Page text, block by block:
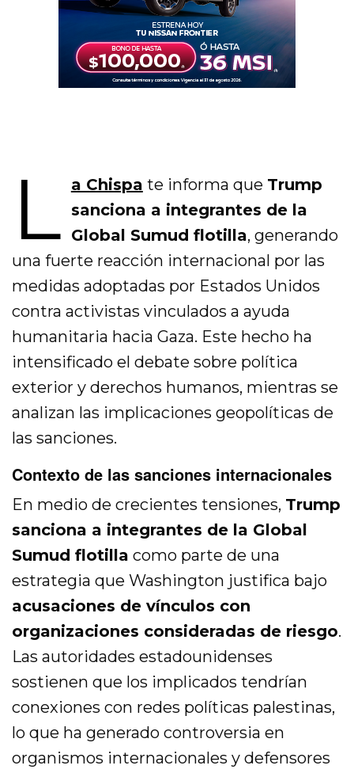
L a Chispa te informa que Trump
sanciona a integrantes de la
Global Sumud flotilla, generando
una fuerte reacción internacional por las
medidas adoptadas por Estados Unidos
contra activistas vinculados a ayuda
humanitaria hacia Gaza. Este hecho ha
intensificado el debate sobre política
exterior y derechos humanos, mientras se
analizan las implicaciones geopolíticas de
las sanciones.
Contexto de las sanciones internacionales
En medio de crecientes tensiones, Trump
sanciona a integrantes de la Global
Sumud flotilla como parte de una
estrategia que Washington justifica bajo
acusaciones de vínculos con
organizaciones consideradas de riesgo.
Las autoridades estadounidenses
sostienen que los implicados tendrían
conexiones con redes políticas palestinas,
lo que ha generado controversia en
organismos internacionales y defensores